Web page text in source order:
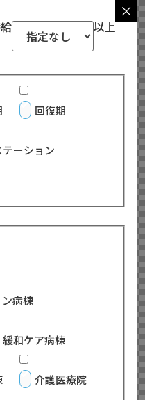
以上
回復期
ーション
病棟
緩和ケア病棟
介護医療院